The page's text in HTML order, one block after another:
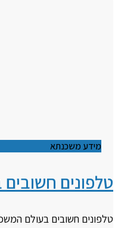
מידע משכנתא
טלפונים
טלפונים חשובים בעולם